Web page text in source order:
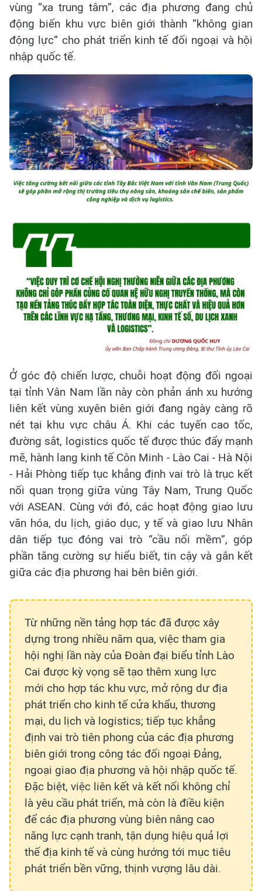
vùng “xa trung tâm”, các địa phương đang chủ
động biến khu vực biên giới thành “không gian
động lực” cho phát triển kinh tế đối ngoại và hội
nhập quốc tế.
Ở góc độ chiến lược, chuỗi hoạt động đối ngoại
tại tỉnh Vân Nam lần này còn phản ánh xu hướng
liên kết vùng xuyên biên giới đang ngày càng rõ
nét tại khu vực châu Á. Khi các tuyến cao tốc,
đường sắt, logistics quốc tế được thúc đẩy mạnh
mẽ, hành lang kinh tế Côn Minh - Lào Cai - Hà Nội
- Hải Phòng tiếp tục khẳng định vai trò là trục kết
nối quan trọng giữa vùng Tây Nam, Trung Quốc
với ASEAN. Cùng với đó, các hoạt động giao lưu
văn hóa, du lịch, giáo dục, y tế và giao lưu Nhân
dân tiếp tục đóng vai trò “cầu nối mềm”, góp
phần tăng cường sự hiểu biết, tin cậy và gắn kết
giữa các địa phương hai bên biên giới.
Từ những nền tảng hợp tác đã được xây
dựng trong nhiều năm qua, việc tham gia
hội nghị lần này của Đoàn đại biểu tỉnh Lào
Cai được kỳ vọng sẽ tạo thêm xung lực
mới cho hợp tác khu vực, mở rộng dư địa
phát triển cho kinh tế cửa khẩu, thương
mại, du lịch và logistics; tiếp tục khẳng
định vai trò tiên phong của các địa phương
biên giới trong công tác đối ngoại Đảng,
ngoại giao địa phương và hội nhập quốc tế.
Đặc biệt, việc liên kết và kết nối không chỉ
là yêu cầu phát triển, mà còn là điều kiện
để các địa phương vùng biên nâng cao
năng lực cạnh tranh, tận dụng hiệu quả lợi
thế địa kinh tế và cùng hướng tới mục tiêu
phát triển bền vững, thịnh vượng lâu dài.